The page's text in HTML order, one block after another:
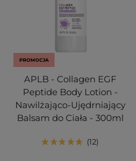
PROMOCJA
APLB - Collagen EGF
Peptide Body Lotion -
Nawilżająco-Ujędrniający
Balsam do Ciała - 300ml
12